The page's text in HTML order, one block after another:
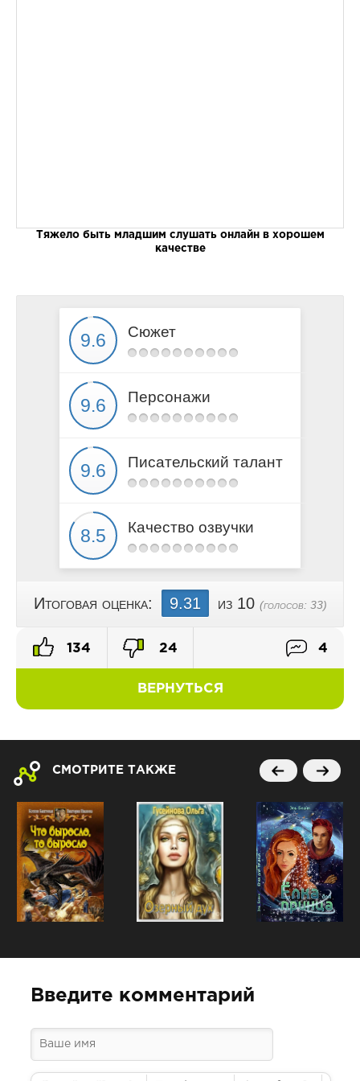
Тяжело быть младшим слушать онлайн в хорошем
качестве
Сюжет
Персонажи
Писательский талант
Качество озвучки
Итоговая оценка: 9.31 из 10 (голосов: 33)
ВЕРНУТЬСЯ
134 24 4
СМОТРИТЕ ТАКЖЕ
Введите комментарий